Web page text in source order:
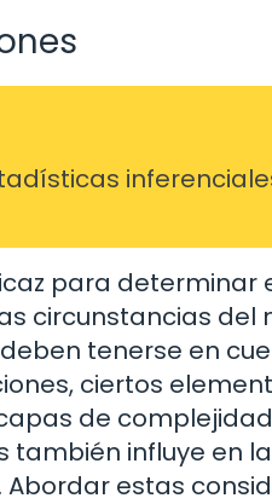
para determinar
circunstancias del
tenerse en
ciertos
de
también influye en la
estas